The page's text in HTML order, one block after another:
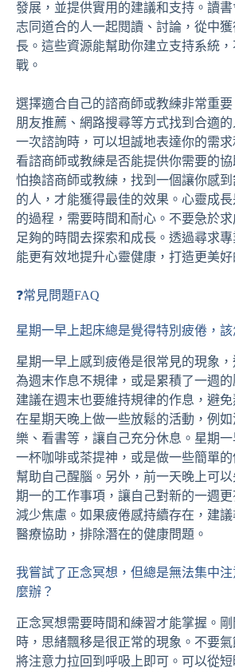
發展，並提供實用的建議和支持。讀
志同道合的人一起閱讀、討論，從中
長。這些資源能幫助你建立支持系統
戰。
選擇適合自己的諮商師或教練非常重
朋友推薦、網路搜尋等方式找到合適
一次諮詢時，可以坦誠地表達你的需
看諮商師或教練是否能提供你需要的
怕換諮商師或教練，找到一個讓你感
的人，才能獲得最佳的效果。心靈成
的過程，需要時間和耐心。不要急於
足夠的時間去探索和成長。透過尋求
能更有效地提升心靈健康，打造更美好
❓常見問題FAQ
星期一早上起床總是覺得特別疲倦，該
星期一早上感到疲倦是很常見的現象，
為週末作息不規律，或是累積了一週的
建議在週末也要維持規律的作息，避
在星期天晚上做一些放鬆的活動，例
樂、看書等，讓自己充分休息。星期
一杯咖啡或茶提神，或是做一些簡單的
幫助自己醒腦。另外，前一天晚上可
期一的工作事項，讓自己對新的一週更
減少焦慮。如果疲倦感持續存在，建
醫療協助，排除潛在的健康問題。
我嘗試了正念冥想，但總是無法集中
麼辦？
正念冥想需要時間和練習才能掌握。
時，思緒飄移是很正常的現象。不要
將注意力拉回到呼吸上即可。可以從